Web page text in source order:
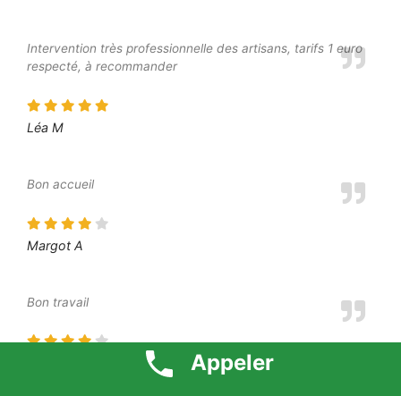
Intervention très professionnelle des artisans, tarifs 1 euro
respecté, à recommander
Léa M
Bon accueil
Margot A
Bon travail
Appeler